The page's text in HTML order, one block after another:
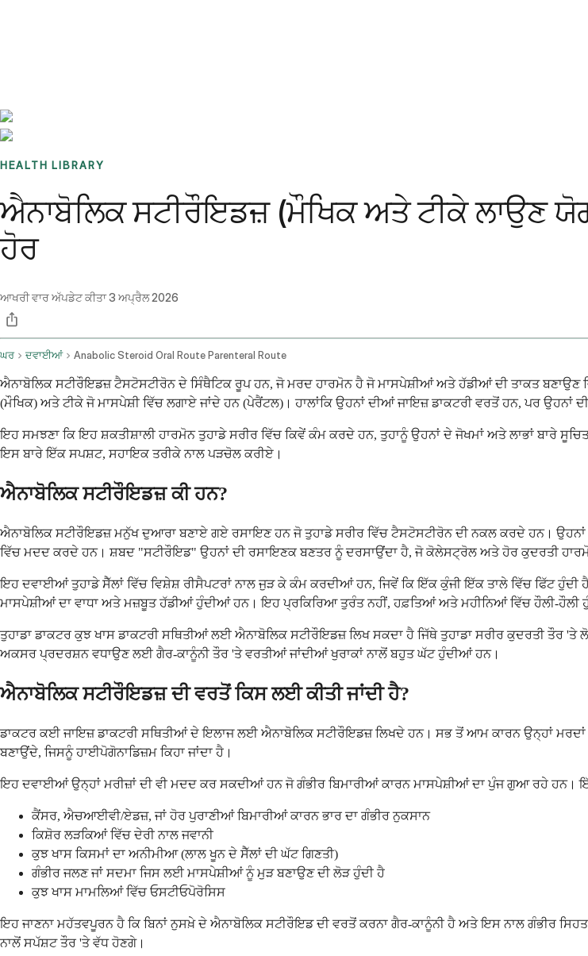
HEALTH LIBRARY
ਐਨਾਬੋਲਿਕ ਸਟੀਰੌਇਡਜ਼ (ਮੌਖਿਕ ਅਤੇ ਟੀਕੇ ਲਾਉਣ
ਹੋਰ
ਆਖਰੀ ਵਾਰ ਅੱਪਡੇਟ ਕੀਤਾ3 ਅਪ੍ਰੈਲ 2026
ਘਰ ਦਵਾਈਆਂ Anabolic Steroid Oral Route Parenteral Route
ਐਨਾਬੋਲਿਕ ਸਟੀਰੌਇਡਜ਼ ਟੈਸਟੋਸਟੀਰੋਨ ਦੇ ਸਿੰਥੈਟਿਕ ਰੂਪ ਹਨ, ਜੋ ਮਰਦ ਹਾਰਮੋਨ ਹੈ ਜੋ ਮਾਸਪੇਸ਼ੀਆਂ ਅਤੇ ਹੱਡੀਆਂ ਦੀ ਤਾਕਤ
(ਮੌਖਿਕ) ਅਤੇ ਟੀਕੇ ਜੋ ਮਾਸਪੇਸ਼ੀ ਵਿੱਚ ਲਗਾਏ ਜਾਂਦੇ ਹਨ (ਪੇਰੈਂਟਲ)। ਹਾਲਾਂਕਿ ਉਹਨਾਂ ਦੀਆਂ ਜਾਇਜ਼ ਡਾਕਟਰੀ ਵਰਤੋਂ ਹਨ, ਪਰ ਉਹਨਾਂ
ਇਹ ਸਮਝਣਾ ਕਿ ਇਹ ਸ਼ਕਤੀਸ਼ਾਲੀ ਹਾਰਮੋਨ ਤੁਹਾਡੇ ਸਰੀਰ ਵਿੱਚ ਕਿਵੇਂ ਕੰਮ ਕਰਦੇ ਹਨ, ਤੁਹਾਨੂੰ ਉਹਨਾਂ ਦੇ ਜੋਖਮਾਂ ਅਤੇ ਲਾਭਾਂ ਬਾਰੇ
ਇਸ ਬਾਰੇ ਇੱਕ ਸਪਸ਼ਟ, ਸਹਾਇਕ ਤਰੀਕੇ ਨਾਲ ਪੜਚੋਲ ਕਰੀਏ।
ਐਨਾਬੋਲਿਕ ਸਟੀਰੌਇਡਜ਼ ਕੀ ਹਨ?
ਐਨਾਬੋਲਿਕ ਸਟੀਰੌਇਡਜ਼ ਮਨੁੱਖ ਦੁਆਰਾ ਬਣਾਏ ਗਏ ਰਸਾਇਣ ਹਨ ਜੋ ਤੁਹਾਡੇ ਸਰੀਰ ਵਿੱਚ ਟੈਸਟੋਸਟੀਰੋਨ ਦੀ ਨਕਲ ਕਰਦੇ ਹਨ।
ਵਿੱਚ ਮਦਦ ਕਰਦੇ ਹਨ। ਸ਼ਬਦ "ਸਟੀਰੌਇਡ" ਉਹਨਾਂ ਦੀ ਰਸਾਇਣਕ ਬਣਤਰ ਨੂੰ ਦਰਸਾਉਂਦਾ ਹੈ, ਜੋ ਕੋਲੇਸਟ੍ਰੋਲ ਅਤੇ ਹੋਰ ਕੁਦਰਤੀ
ਇਹ ਦਵਾਈਆਂ ਤੁਹਾਡੇ ਸੈੱਲਾਂ ਵਿੱਚ ਵਿਸ਼ੇਸ਼ ਰੀਸੈਪਟਰਾਂ ਨਾਲ ਜੁੜ ਕੇ ਕੰਮ ਕਰਦੀਆਂ ਹਨ, ਜਿਵੇਂ ਕਿ ਇੱਕ ਕੁੰਜੀ ਇੱਕ ਤਾਲੇ ਵਿੱਚ ਫਿੱਟ ਹੁੰਦੀ
ਮਾਸਪੇਸ਼ੀਆਂ ਦਾ ਵਾਧਾ ਅਤੇ ਮਜ਼ਬੂਤ ​​ਹੱਡੀਆਂ ਹੁੰਦੀਆਂ ਹਨ। ਇਹ ਪ੍ਰਕਿਰਿਆ ਤੁਰੰਤ ਨਹੀਂ, ਹਫ਼ਤਿਆਂ ਅਤੇ ਮਹੀਨਿਆਂ ਵਿੱਚ ਹੌਲੀ-ਹੌਲੀ
ਤੁਹਾਡਾ ਡਾਕਟਰ ਕੁਝ ਖਾਸ ਡਾਕਟਰੀ ਸਥਿਤੀਆਂ ਲਈ ਐਨਾਬੋਲਿਕ ਸਟੀਰੌਇਡਜ਼ ਲਿਖ ਸਕਦਾ ਹੈ ਜਿੱਥੇ ਤੁਹਾਡਾ ਸਰੀਰ ਕੁਦਰਤੀ ਤੌਰ 'ਤੇ
ਅਕਸਰ ਪ੍ਰਦਰਸ਼ਨ ਵਧਾਉਣ ਲਈ ਗੈਰ-ਕਾਨੂੰਨੀ ਤੌਰ 'ਤੇ ਵਰਤੀਆਂ ਜਾਂਦੀਆਂ ਖੁਰਾਕਾਂ ਨਾਲੋਂ ਬਹੁਤ ਘੱਟ ਹੁੰਦੀਆਂ ਹਨ।
ਐਨਾਬੋਲਿਕ ਸਟੀਰੌਇਡਜ਼ ਦੀ ਵਰਤੋਂ ਕਿਸ ਲਈ ਕੀਤੀ ਜਾਂਦੀ ਹੈ?
ਡਾਕਟਰ ਕਈ ਜਾਇਜ਼ ਡਾਕਟਰੀ ਸਥਿਤੀਆਂ ਦੇ ਇਲਾਜ ਲਈ ਐਨਾਬੋਲਿਕ ਸਟੀਰੌਇਡਜ਼ ਲਿਖਦੇ ਹਨ। ਸਭ ਤੋਂ ਆਮ ਕਾਰਨ ਉਨ੍ਹਾਂ ਮਰਦਾਂ
ਬਣਾਉਂਦੇ, ਜਿਸਨੂੰ ਹਾਈਪੋਗੋਨਾਡਿਜ਼ਮ ਕਿਹਾ ਜਾਂਦਾ ਹੈ।
ਇਹ ਦਵਾਈਆਂ ਉਨ੍ਹਾਂ ਮਰੀਜ਼ਾਂ ਦੀ ਵੀ ਮਦਦ ਕਰ ਸਕਦੀਆਂ ਹਨ ਜੋ ਗੰਭੀਰ ਬਿਮਾਰੀਆਂ ਕਾਰਨ ਮਾਸਪੇਸ਼ੀਆਂ ਦਾ ਪੁੰਜ ਗੁਆ ਰਹੇ ਹਨ।
ਕੈਂਸਰ, ਐਚਆਈਵੀ/ਏਡਜ਼, ਜਾਂ ਹੋਰ ਪੁਰਾਣੀਆਂ ਬਿਮਾਰੀਆਂ ਕਾਰਨ ਭਾਰ ਦਾ ਗੰਭੀਰ ਨੁਕਸਾਨ
ਕਿਸ਼ੋਰ ਲੜਕਿਆਂ ਵਿੱਚ ਦੇਰੀ ਨਾਲ ਜਵਾਨੀ
ਕੁਝ ਖਾਸ ਕਿਸਮਾਂ ਦਾ ਅਨੀਮੀਆ (ਲਾਲ ਖੂਨ ਦੇ ਸੈੱਲਾਂ ਦੀ ਘੱਟ ਗਿਣਤੀ)
ਗੰਭੀਰ ਜਲਣ ਜਾਂ ਸਦਮਾ ਜਿਸ ਲਈ ਮਾਸਪੇਸ਼ੀਆਂ ਨੂੰ ਮੁੜ ਬਣਾਉਣ ਦੀ ਲੋੜ ਹੁੰਦੀ ਹੈ
ਕੁਝ ਖਾਸ ਮਾਮਲਿਆਂ ਵਿੱਚ ਓਸਟੀਓਪੋਰੋਸਿਸ
ਇਹ ਜਾਣਨਾ ਮਹੱਤਵਪੂਰਨ ਹੈ ਕਿ ਬਿਨਾਂ ਨੁਸਖ਼ੇ ਦੇ ਐਨਾਬੋਲਿਕ ਸਟੀਰੌਇਡ ਦੀ ਵਰਤੋਂ ਕਰਨਾ ਗੈਰ-ਕਾਨੂੰਨੀ ਹੈ ਅਤੇ ਇਸ ਨਾਲ ਗੰਭੀਰ
ਨਾਲੋਂ ਸਪੱਸ਼ਟ ਤੌਰ 'ਤੇ ਵੱਧ ਹੋਣਗੇ।